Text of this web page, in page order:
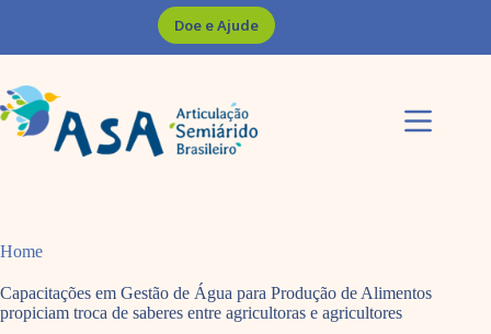
Doe e Ajude
Home
Capacitações em Gestão de Água para Produção de Alimentos
propiciam troca de saberes entre agricultoras e agricultores